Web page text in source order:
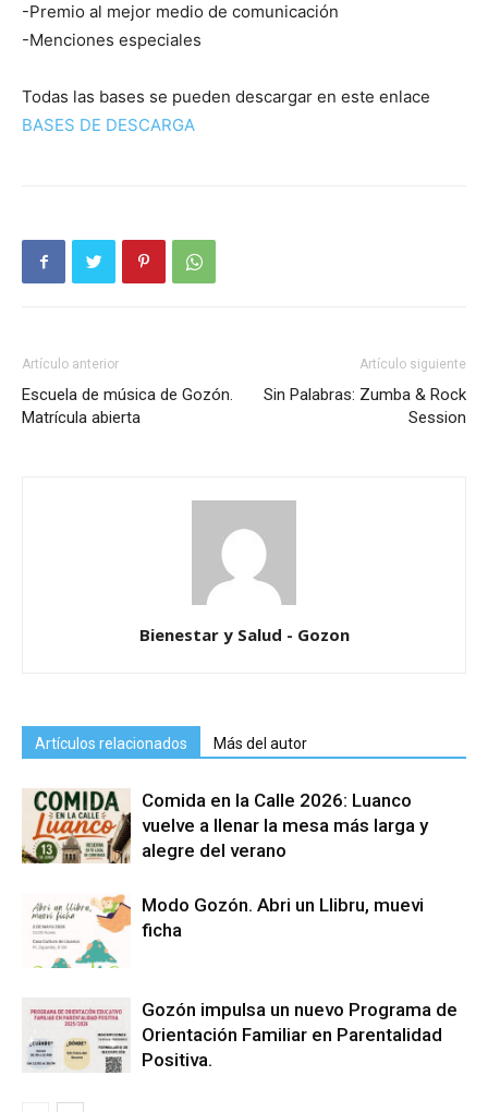
-Premio al mejor medio de comunicación
-Menciones especiales
Todas las bases se pueden descargar en este enlace
BASES DE DESCARGA
Artículo anterior
Escuela de música de Gozón.
Matrícula abierta
Artículo siguiente
Sin Palabras: Zumba & Rock
Session
Bienestar y Salud - Gozon
Artículos relacionados Más del autor
Comida en la Calle 2026: Luanco
vuelve a llenar la mesa más larga y
alegre del verano
Modo Gozón. Abri un Llibru, muevi
ficha
Gozón impulsa un nuevo Programa de
Orientación Familiar en Parentalidad
Positiva.